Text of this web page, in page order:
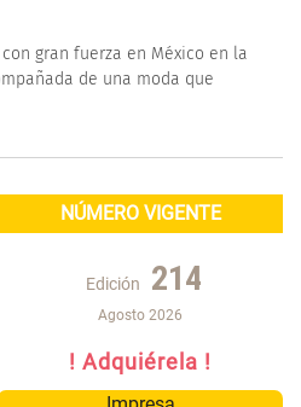
gran fuerza en México en la
de una moda que
NÚMERO VIGENTE
Edición 214
Agosto 2026
! Adquiérela !